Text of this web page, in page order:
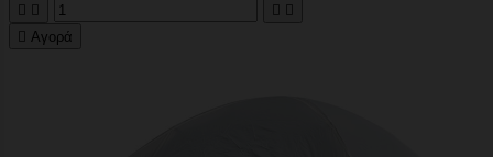
   
 Αγορά